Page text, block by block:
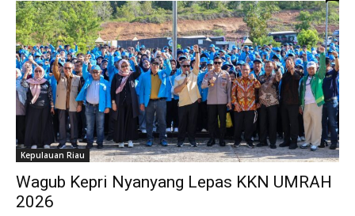
Kepulauan Riau
Wagub Kepri Nyanyang Lepas KKN UMRAH
2026